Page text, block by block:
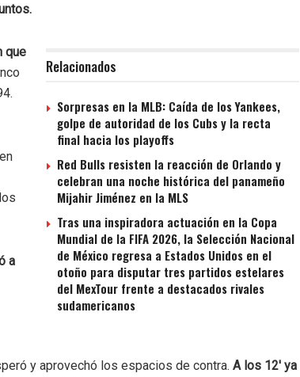
Relacionados
Sorpresas en la MLB: Caída de los Yankees,
golpe de autoridad de los Cubs y la recta
final hacia los playoffs
Red Bulls resisten la reacción de Orlando y
celebran una noche histórica del panameño
Mijahir Jiménez en la MLS
Tras una inspiradora actuación en la Copa
Mundial de la FIFA 2026, la Selección Nacional
de México regresa a Estados Unidos en el
otoño para disputar tres partidos estelares
del MexTour frente a destacados rivales
sudamericanos
que
a
y aprovechó los espacios de contra. A los 12′ ya